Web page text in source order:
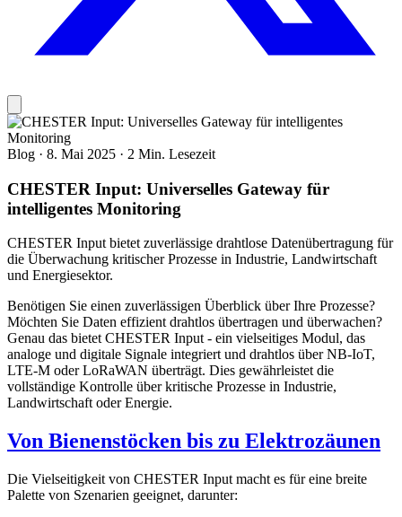
Blog · 8. Mai 2025 · 2 Min. Lesezeit
CHESTER Input: Universelles Gateway für
intelligentes Monitoring
CHESTER Input bietet zuverlässige drahtlose Datenübertragung für
die Überwachung kritischer Prozesse in Industrie, Landwirtschaft
und Energiesektor.
Benötigen Sie einen zuverlässigen Überblick über Ihre Prozesse?
Möchten Sie Daten effizient drahtlos übertragen und überwachen?
Genau das bietet CHESTER Input - ein vielseitiges Modul, das
analoge und digitale Signale integriert und drahtlos über NB-IoT,
LTE-M oder LoRaWAN überträgt. Dies gewährleistet die
vollständige Kontrolle über kritische Prozesse in Industrie,
Landwirtschaft oder Energie.
Von Bienenstöcken bis zu Elektrozäunen
Die Vielseitigkeit von CHESTER Input macht es für eine breite
Palette von Szenarien geeignet, darunter: